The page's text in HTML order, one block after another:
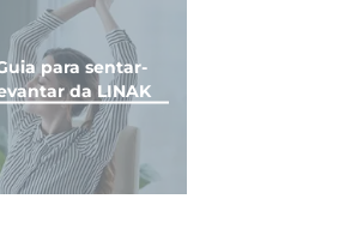
para sentar-
da LINAK